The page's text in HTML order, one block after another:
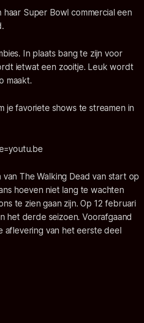
haar Super Bowl commercial een
In plaats bang te zijn voor
ietwat een zooitje. Leuk wordt
maakt.
je favoriete shows te streamen in
The Walking Dead van start op
hoeven niet lang te wachten
te zien gaan zijn. Op 12 februari
het derde seizoen. Voorafgaand
van het eerste deel